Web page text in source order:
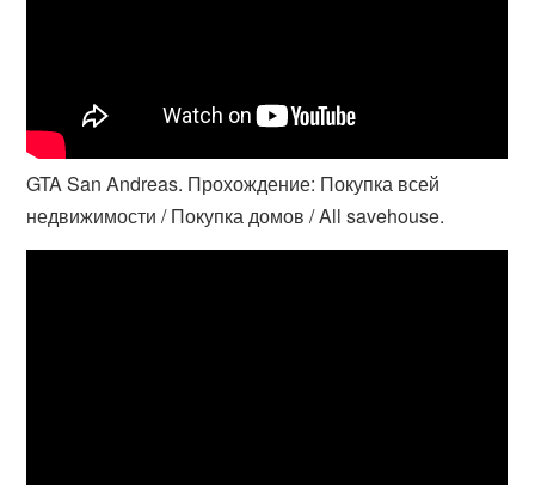
GTA San Andreas. Прохождение: Покупка всей
недвижимости / Покупка домов / All savehouse.